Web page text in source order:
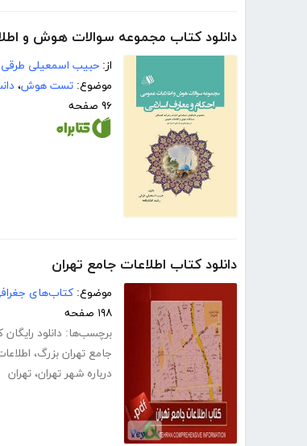
دانلود کتاب مجموعه سوالات هوش و
از: حبیب اسمعیلی طرقی
موضوع: تست هوش،
۹۶ صفحه
دانلود کتاب اطلاعات جامع تهران
موضوع: کتاب‌های
۱۹۸ صفحه
برچسب‌ها: دانلود
جامع تهران بزرگ،
درباره شهر تهران، تهران